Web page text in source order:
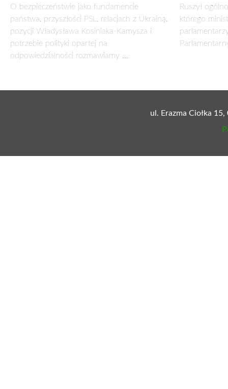
O bezpieczeństwie jako fundamencie
państwa, przyszłości PSL, relacjach z Ukrainą,
pozycji Władysława Kosiniaka-Kamysza i
potrzebie polityki opartej na
odpowiedzialności rozmawiamy …
Ruszył
którego
ul. Erazma Ciołka